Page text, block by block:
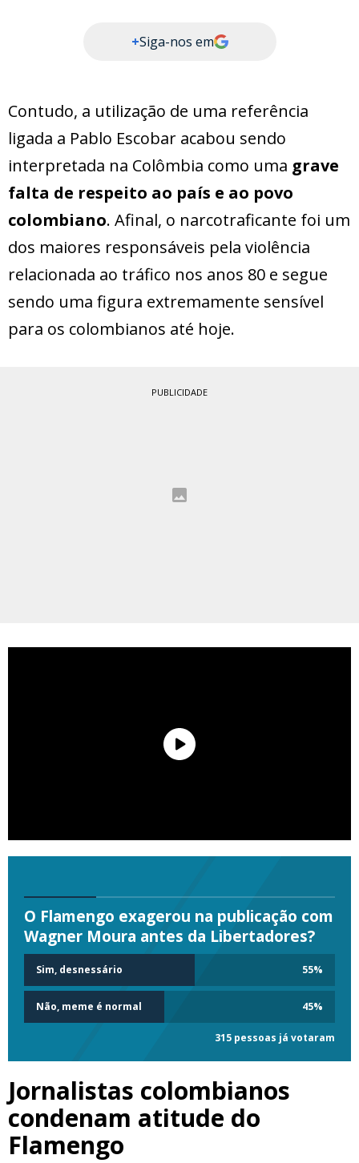
+Siga-nos em
Contudo, a utilização de uma referência
ligada a Pablo Escobar acabou sendo
interpretada na Colômbia como uma grave
falta de respeito ao país e ao povo
colombiano. Afinal, o narcotraficante foi um
dos maiores responsáveis pela violência
relacionada ao tráfico nos anos 80 e segue
sendo uma figura extremamente sensível
para os colombianos até hoje.
PUBLICIDADE
O Flamengo exagerou na publicação com
Wagner Moura antes da Libertadores?
Sim, desnessário 55%
Não, meme é normal 45%
315 pessoas já votaram
Jornalistas colombianos
condenam atitude do
Flamengo